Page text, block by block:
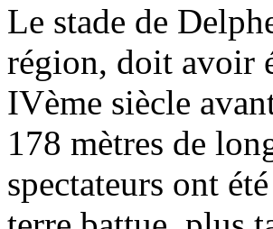
Le stade de
région, doit avoir
IVème siècle
178 mètres de
spectateurs ont